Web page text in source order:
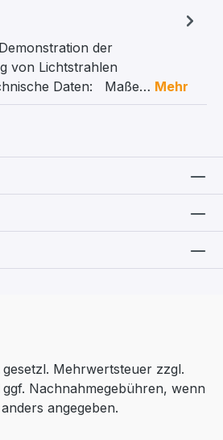
der
von Lichtstrahlen
Daten: Maße… Mehr
Mehrwertsteuer zzgl.
Nachnahmegebühren, wenn
angegeben.